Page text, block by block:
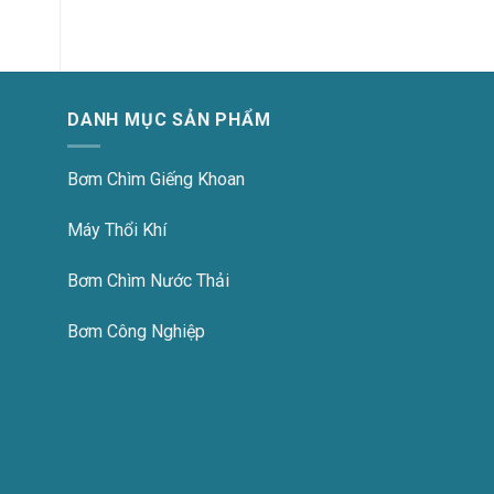
DANH MỤC SẢN PHẨM
Bơm Chìm Giếng Khoan
Máy Thổi Khí
Bơm Chìm Nước Thải
Bơm Công Nghiệp